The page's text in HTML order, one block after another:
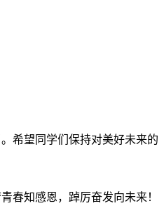
希望同学们保持对美好未来的
春知感恩，踔厉奋发向未来！